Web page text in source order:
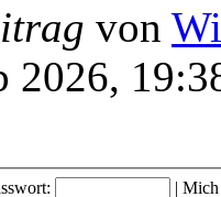
von
2026,
| Mich